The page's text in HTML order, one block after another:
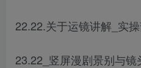
22.22.关于运镜讲解_实
23.22_竖屏漫剧景别与